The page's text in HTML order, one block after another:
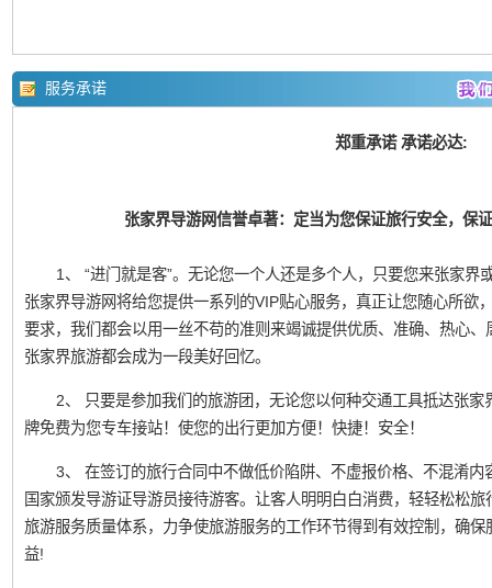
服务承诺
郑重承诺 承诺必达:
张家界导游网信誉卓著：定当为您保证旅行安全，保
1、 “进门就是客”。无论您一个人还是多个人，只要您来张家
张家界导游网将给您提供一系列的VIP贴心服务，真正让您随心所欲
要求，我们都会以用一丝不苟的准则来竭诚提供优质、准确、热心
张家界旅游都会成为一段美好回忆。
2、 只要是参加我们的旅游团，无论您以何种交通工具抵达张
牌免费为您专车接站！使您的出行更加方便！快捷！安全！
3、 在签订的旅行合同中不做低价陷阱、不虚报价格、不混淆
国家颁发导游证导游员接待游客。让客人明明白白消费，轻轻松松
旅游服务质量体系，力争使旅游服务的工作环节得到有效控制，确
益!